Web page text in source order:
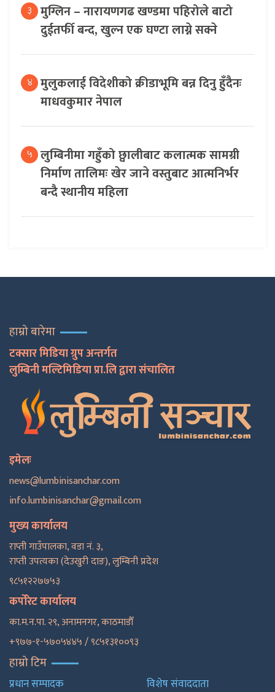
३ मुग्लिन – नारायणगढ खण्डमा पहिरोले बाटो
दुईतर्फी बन्द, खुल्न एक घण्टा लाग्ने सक्ने
४ मुलुकलाई विदेशीको क्रीडाभूमि बन्न दिनु हुँदैनः
माधवकुमार नेपाल
५ लुम्बिनीमा गहुँको छ्वालीबाट कलात्मक सामग्री
निर्माण तालिमः खेर जाने वस्तुबाट आत्मनिर्भर
बन्दै स्थानीय महिला
हाम्रो बारेमा
टक्सार मिडिया ग्रुप अन्तर्गत
लुम्बिनी मल्टिमिडिया प्रा.लि द्वारा संचालित
इमेलः
news@lumbinisanchar.com
info.lumbinisanchar@gmail.com
मुख्य कार्यालय
राप्ती गाउँपालका, वडा नं. ३,
राप्ती उपत्यका (देउखुरी दाङ), लुम्बिनी प्रदेश
९८५१२२७७५३
कर्पोरेट कार्यालय
का.म.न.पा. २९, अनामनगर, काठमाडाैँ
+९७७-१-५७०५४४५ / ९८५१३१००९३
हाम्रो टिम
प्रधान सम्पादक विशेष संवाददाता